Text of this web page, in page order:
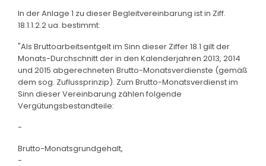
In der Anlage 1 zu dieser Begleitvereinbarung ist in Ziff.
18.1.1.2.2 ua. bestimmt:
"Als Bruttoarbeitsentgelt im Sinn dieser Ziffer 18.1 gilt der
Monats-Durchschnitt der in den Kalenderjahren 2013, 2014
und 2015 abgerechneten Brutto-Monatsverdienste (gemäß
dem sog. Zuflussprinzip). Zum Brutto-Monatsverdienst im
Sinn dieser Vereinbarung zählen folgende
Vergütungsbestandteile:
-
Brutto-Monatsgrundgehalt,
-